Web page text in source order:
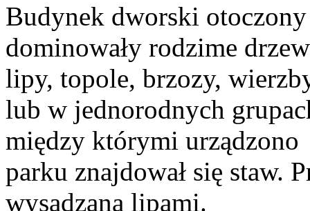
Budynek dworski
dominowały rodzime
lipy, topole, brzozy,
lub w jednorodnych
między którymi
parku znajdował się staw.
wysadzana lipami.